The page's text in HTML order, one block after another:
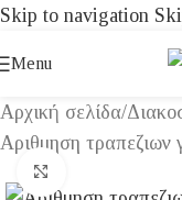
Skip to navigation
Menu
Αρχική σελίδα/
Αριθμηση τραπεζιων